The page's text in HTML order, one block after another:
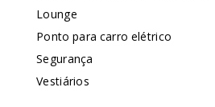
Lounge
Ponto para carro elétrico
Segurança
Vestiários